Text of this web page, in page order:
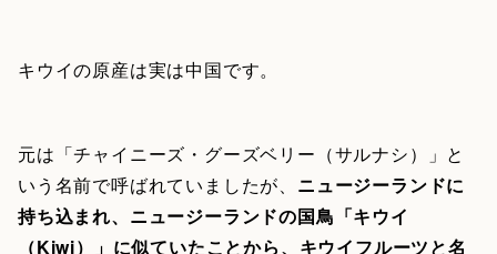
キウイの原産は実は中国です。
元は「チャイニーズ・グーズベリー（サルナシ）」と
いう名前で呼ばれていましたが、 ニュージーランドに
持ち込まれ、ニュージーランドの国鳥「キウイ
（Kiwi）」に似ていたことから、キウイフルーツと名